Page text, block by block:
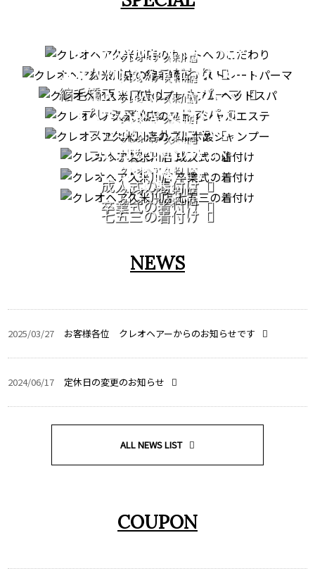
クレオヘア 久米川店
カットへのこだわり
STRAIGHT PERM
クレオヘア 久米川店
縮毛矯正・ストレートパーマ
PREMIUM HEAD SPA
クレオヘア 久米川店
プレミアムヘッドスパ
FACIAL CARE
クレオヘア 久米川店
フェイシャルエステ
PATORA SERIES
クレオヘア 久米川店
フルボ酸シャンプー
COMING OF AGE
CEREMONY
クレオヘア 久米川店
成人式の着付け
GRADUATION
CEREMONY
クレオヘア 久米川店
卒業式の着付け
753
クレオヘア 久米川店
七五三の着付け
NEWS
2025/03/27 お客様各位 クレオヘアーからのお知らせです
2024/06/17 定休日の変更のお知らせ
ALL NEWS LIST
COUPON